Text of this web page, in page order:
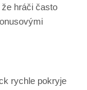
hráči často
rychle pokryje